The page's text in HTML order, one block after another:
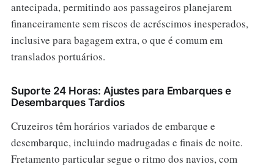
antecipada, permitindo aos passageiros planejarem
financeiramente sem riscos de acréscimos inesperados,
inclusive para bagagem extra, o que é comum em
translados portuários.
Suporte 24 Horas: Ajustes para Embarques e
Desembarques Tardios
Cruzeiros têm horários variados de embarque e
desembarque, incluindo madrugadas e finais de noite.
Fretamento particular segue o ritmo dos navios, com